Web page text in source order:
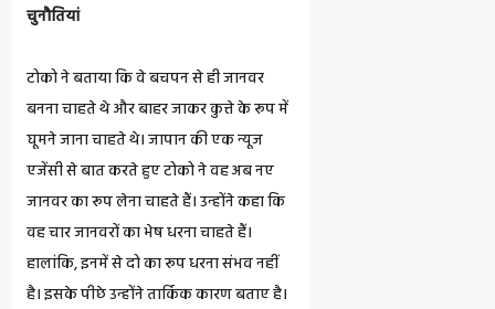
चुनौतियां
टोको ने बताया कि वे बचपन से ही जानवर
बनना चाहते थे और बाहर जाकर कुत्ते के रूप में
घूमने जाना चाहते थे। जापान की एक न्यूज
एजेंसी से बात करते हुए टोको ने वह अब नए
जानवर का रूप लेना चाहते हैं। उन्होंने कहा कि
वह चार जानवरों का भेष धरना चाहते हैं।
हालांकि, इनमें से दो का रूप धरना संभव नहीं
है। इसके पीछे उन्होंने तार्किक कारण बताए है।